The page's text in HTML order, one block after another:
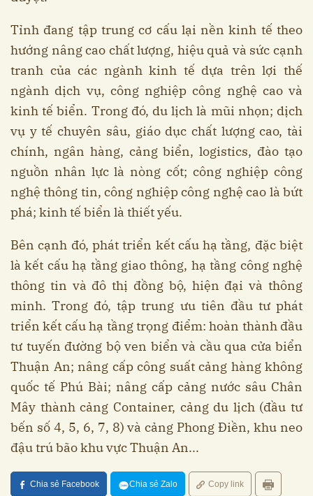
Tỉnh đang tập trung cơ cấu lại nền kinh tế theo
hướng nâng cao chất lượng, hiệu quả và sức cạnh
tranh của các ngành kinh tế dựa trên lợi thế
ngành dịch vụ, công nghiệp công nghệ cao và
kinh tế biển. Trong đó, du lịch là mũi nhọn; dịch
vụ y tế chuyên sâu, giáo dục chất lượng cao, tài
chính, ngân hàng, cảng biển, logistics, đào tạo
nguồn nhân lực là nòng cốt; công nghiệp công
nghệ thông tin, công nghiệp công nghệ cao là bứt
phá; kinh tế biển là thiết yếu.
Bên cạnh đó, phát triển kết cấu hạ tầng, đặc biệt
là kết cấu hạ tầng giao thông, hạ tầng công nghệ
thông tin và đô thị đồng bộ, hiện đại và thông
minh. Trong đó, tập trung ưu tiên đầu tư phát
triển kết cấu hạ tầng trọng điểm: hoàn thành đầu
tư tuyến đường bộ ven biển và cầu qua cửa biển
Thuận An; nâng cấp công suất cảng hàng không
quốc tế Phú Bài; nâng cấp cảng nước sâu Chân
Mây thành cảng Container, cảng du lịch (đầu tư
bến số 4, 5, 6, 7, 8) và cảng Phong Điền, khu neo
đậu trú bão khu vực Thuận An...
Chia sẻ Facebook Chia sẻ Zalo Copy link